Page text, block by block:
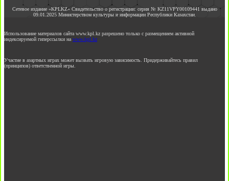
Сетевое издание «KPLKZ» Свидетельство о регистрации: серия № KZ11VPY00109441 выдано
09.01.2025 Министерством культуры и информации Республики Казахстан.
Использование материалов сайта www.kpl.kz разрешено только с размещением активной
индексируемой гиперссылки на www.kpl.kz
Участие в азартных играх может вызвать игровую зависимость. Придерживайтесь правил
(принципов) ответственной игры.